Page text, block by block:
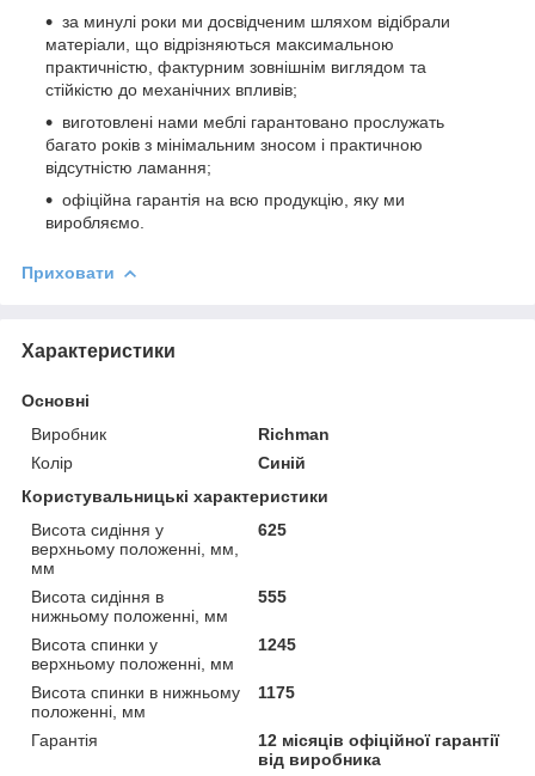
за минулі роки ми досвідченим шляхом відібрали
матеріали, що відрізняються максимальною
практичністю, фактурним зовнішнім виглядом та
стійкістю до механічних впливів;
виготовлені нами меблі гарантовано прослужать
багато років з мінімальним зносом і практичною
відсутністю ламання;
офіційна гарантія на всю продукцію, яку ми
виробляємо.
Приховати
Характеристики
Основні
Виробник
Richman
Колір
Синій
Користувальницькі характеристики
Висота сидіння у
верхньому положенні, мм,
мм
625
Висота сидіння в
нижньому положенні, мм
555
Висота спинки у
верхньому положенні, мм
1245
Висота спинки в нижньому
положенні, мм
1175
Гарантія
12 місяців офіційної гарантії
від виробника